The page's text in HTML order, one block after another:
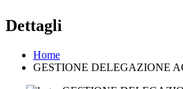
Dettagli
Home
GESTIONE DELEGAZIONE